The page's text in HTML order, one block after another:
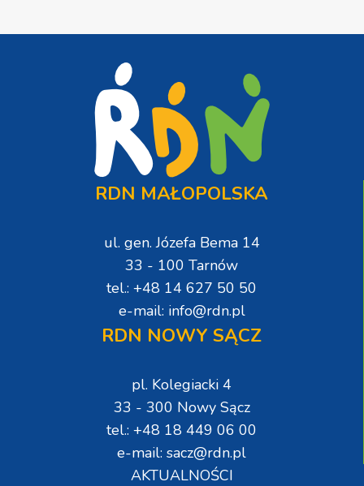
RDN MAŁOPOLSKA
ul. gen. Józefa Bema 14
33 - 100 Tarnów
tel.: +48 14 627 50 50
e-mail: info@rdn.pl
RDN NOWY SĄCZ
pl. Kolegiacki 4
33 - 300 Nowy Sącz
tel.: +48 18 449 06 00
e-mail: sacz@rdn.pl
AKTUALNOŚCI